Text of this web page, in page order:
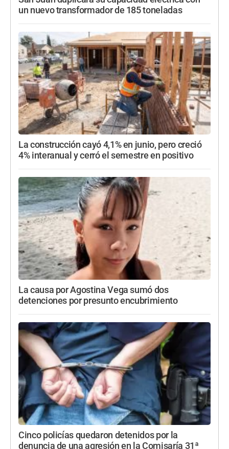
un nuevo transformador de 185 toneladas
La construcción cayó 4,1% en junio, pero creció
4% interanual y cerró el semestre en positivo
La causa por Agostina Vega sumó dos
detenciones por presunto encubrimiento
Cinco policías quedaron detenidos por la
denuncia de una agresión en la Comisaría 31ª